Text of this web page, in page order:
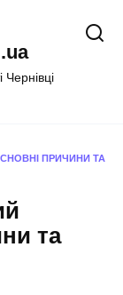
Чернівці
ПРИЧИНИ ТА
та